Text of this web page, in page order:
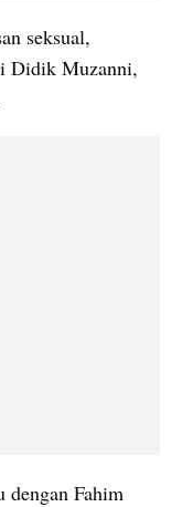
seksual,
Didik Muzanni,
dengan Fahim